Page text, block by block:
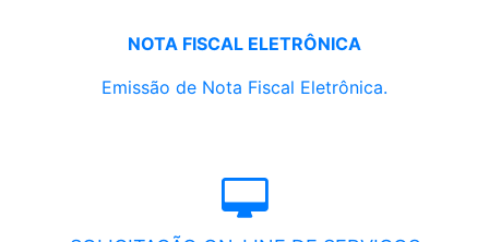
NOTA FISCAL ELETRÔNICA
Emissão de Nota Fiscal Eletrônica.